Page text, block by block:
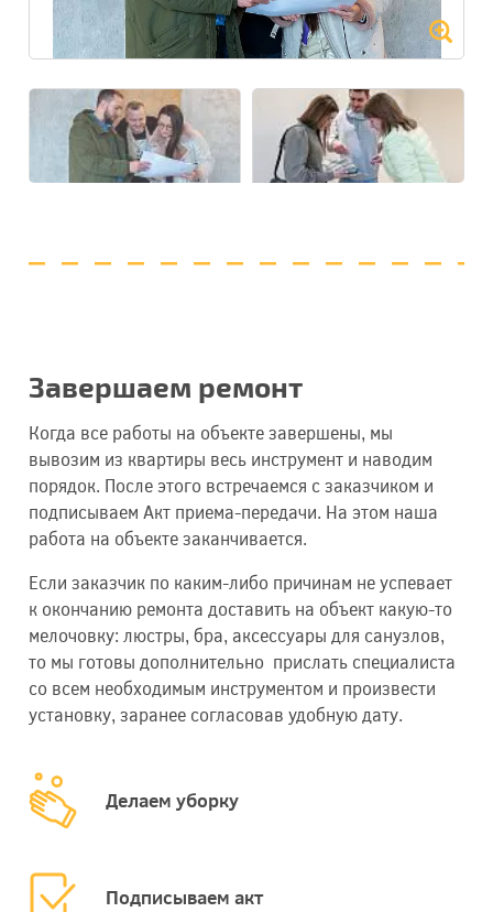
Завершаем ремонт
Когда все работы на объекте завершены, мы
вывозим из квартиры весь инструмент и наводим
порядок. После этого встречаемся с заказчиком и
подписываем Акт приема-передачи. На этом наша
работа на объекте заканчивается.
Если заказчик по каким-либо причинам не успевает
к окончанию ремонта доставить на объект какую-то
мелочовку: люстры, бра, аксессуары для санузлов,
то мы готовы дополнительно прислать специалиста
со всем необходимым инструментом и произвести
установку, заранее согласовав удобную дату.
Делаем уборку
Подписываем акт